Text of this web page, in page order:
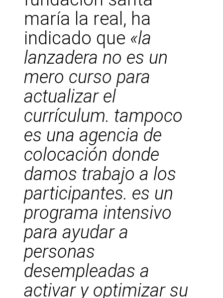
maría la real, ha
indicado que «la
lanzadera no es un
mero curso para
actualizar el
currículum. tampoco
es una agencia de
colocación donde
damos trabajo a los
participantes. es un
programa intensivo
para ayudar a
personas
desempleadas a
activar y optimizar su